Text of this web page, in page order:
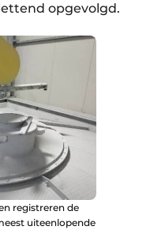
opgevolgd.
registreren de
uiteenlopende